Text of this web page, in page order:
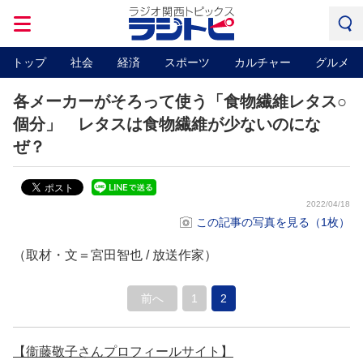
トップ 社会 経済 スポーツ カルチャー グルメ
各メーカーがそろって使う「食物繊維レタス○
個分」 レタスは食物繊維が少ないのにな
ぜ？
2022/04/18
この記事の写真を見る（1枚）
（取材・文＝宮田智也 / 放送作家）
前へ 1 2
【衞藤敬子さんプロフィールサイト】